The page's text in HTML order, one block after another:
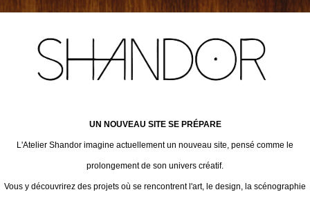
UN NOUVEAU SITE SE PRÉPARE
L'Atelier Shandor imagine actuellement un nouveau site, pensé comme le
prolongement de son univers créatif.
Vous y découvrirez des projets où se rencontrent l'art, le design, la scénographie